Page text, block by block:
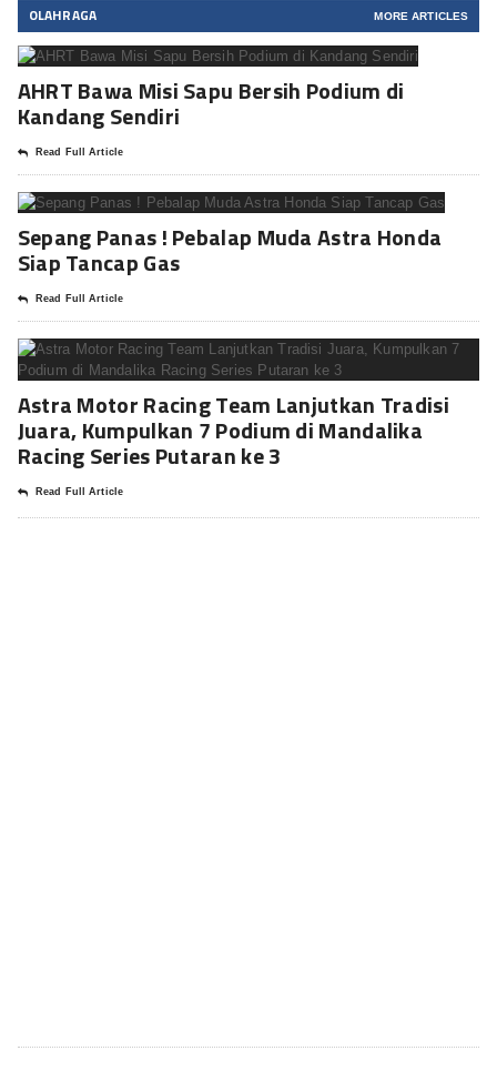
OLAHRAGA MORE ARTICLES
AHRT Bawa Misi Sapu Bersih Podium di
Kandang Sendiri
Read Full Article
Sepang Panas ! Pebalap Muda Astra Honda
Siap Tancap Gas
Read Full Article
Astra Motor Racing Team Lanjutkan Tradisi
Juara, Kumpulkan 7 Podium di Mandalika
Racing Series Putaran ke 3
Read Full Article